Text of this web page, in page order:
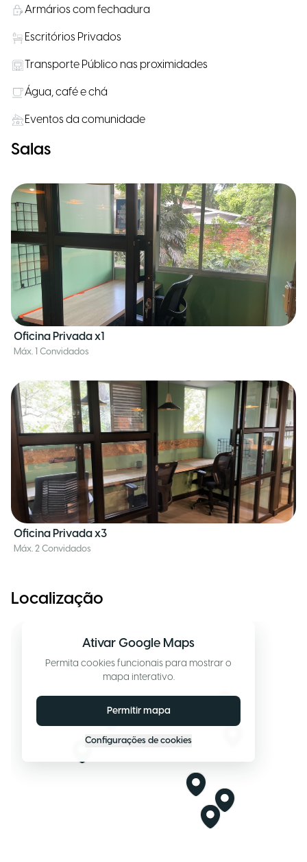
Armários com fechadura
Escritórios Privados
Transporte Público nas proximidades
Água, café e chá
Eventos da comunidade
Salas
Oficina Privada x1
Máx. 1 Convidados
Oficina Privada x3
Máx. 2 Convidados
Localização
Ativar Google Maps
Permita cookies funcionais para mostrar o
mapa interativo.
Permitir mapa
Configurações de cookies